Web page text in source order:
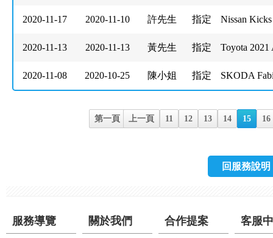
2020-11-17 2020-11-10 許先生 指定 Nissan
2020-11-13 2020-11-13 黃先生 指定 Toyota
2020-11-08 2020-10-25 陳小姐 指定 SKODA
第一頁 上一頁 11 12 13 14 15 16
回服務說明
服務導覽 關於我們 合作提案 客服